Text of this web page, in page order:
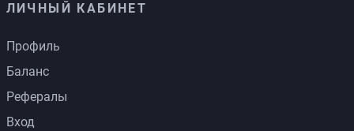
ЛИЧНЫЙ КАБИНЕТ
Профиль
Баланс
Рефералы
Вход